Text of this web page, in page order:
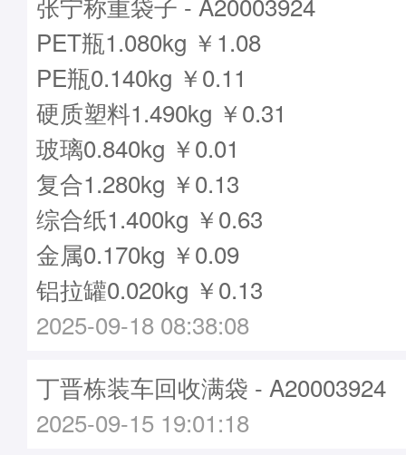
PET瓶1.080kg ￥1.08
PE瓶0.140kg ￥0.11
硬质塑料1.490kg ￥0.31
玻璃0.840kg ￥0.01
复合1.280kg ￥0.13
综合纸1.400kg ￥0.63
金属0.170kg ￥0.09
铝拉罐0.020kg ￥0.13
2025-09-18 08:38:08
丁晋栋装车回收满袋 - A20003924
2025-09-15 19:01:18